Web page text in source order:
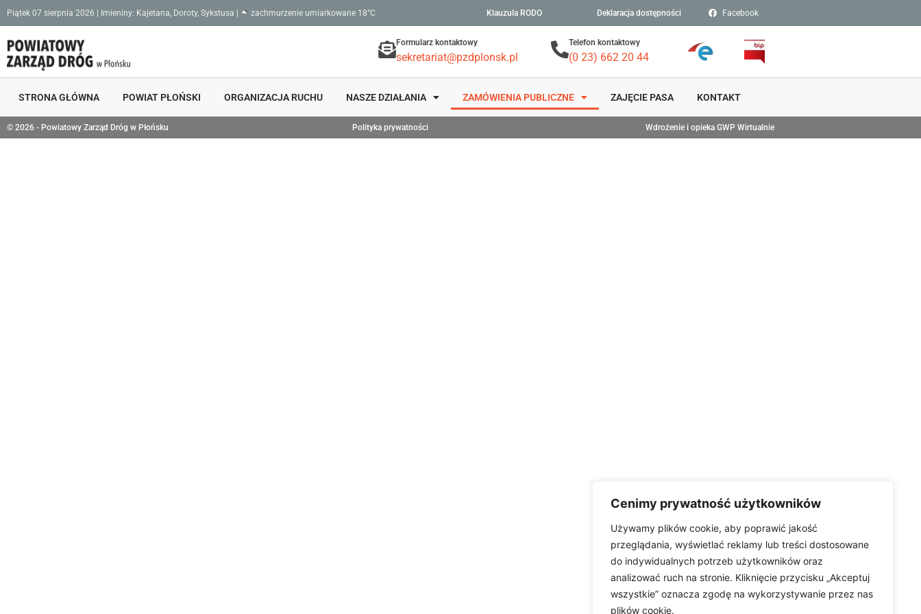
Cenimy prywatność użytkowników
Używamy plików cookie, aby poprawić jakość
przeglądania, wyświetlać reklamy lub treści dostosowane
do indywidualnych potrzeb użytkowników oraz
analizować ruch na stronie. Kliknięcie przycisku „Akceptuj
wszystkie” oznacza zgodę na wykorzystywanie przez nas
plików cookie.
Piątek 07 sierpnia 2026 | Imieniny: Kajetana, Doroty, Sykstusa | zachmurzenie umiarkowane 18°C Klauzula RODO Deklaracja dostępności Facebook
Formularz kontaktowy
sekretariat@pzdplonsk.pl
Telefon kontaktowy
(0 23) 662 20 44
STRONA GŁÓWNA POWIAT PŁOŃSKI ORGANIZACJA RUCHU NASZE DZIAŁANIA ZAMÓWIENIA PUBLICZNE ZAJĘCIE PASA KONTAKT
© 2026 - Powiatowy Zarząd Dróg w Płońsku Polityka prywatności Wdrożenie i opieka GWP Wirtualnie